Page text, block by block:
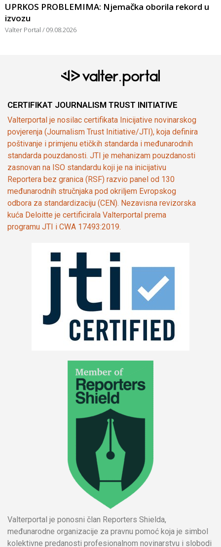
UPRKOS PROBLEMIMA: Njemačka oborila rekord u
izvozu
Valter Portal 09.08.2026
CERTIFIKAT JOURNALISM TRUST INITIATIVE
Valterportal je nosilac certifikata Inicijative novinarskog
povjerenja (Journalism Trust Initiative/JTI), koja definira
poštivanje i primjenu etičkih standarda i međunarodnih
standarda pouzdanosti. JTI je mehanizam pouzdanosti
zasnovan na ISO standardu koji je na inicijativu
Reportera bez granica (RSF) razvio panel od 130
međunarodnih stručnjaka pod okriljem Evropskog
odbora za standardizaciju (CEN). Nezavisna revizorska
kuća Deloitte je certificirala Valterportal prema
programu JTI i CWA 17493:2019.
Valterportal je ponosni član Reporters Shielda,
međunarodne organizacije za pravnu pomoć koja je simbol
kolektivne predanosti profesionalnom novinarstvu i slobodi